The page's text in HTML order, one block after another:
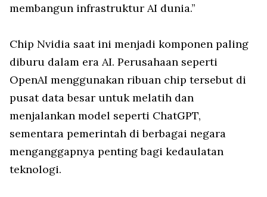
membangun infrastruktur AI dunia.”
Chip Nvidia saat ini menjadi komponen paling
diburu dalam era AI. Perusahaan seperti
OpenAI menggunakan ribuan chip tersebut di
pusat data besar untuk melatih dan
menjalankan model seperti ChatGPT,
sementara pemerintah di berbagai negara
menganggapnya penting bagi kedaulatan
teknologi.